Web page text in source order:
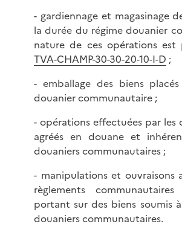
- gardiennage et magasinage
la durée du régime douanier
nature de ces opérations est
TVA-CHAMP-30-30-20-10-I-D ;
- emballage des biens
douanier communautaire ;
- opérations effectuées par les
agréés en douane et
douaniers communautaires ;
- manipulations et ouvraisons
règlements
portant sur des biens soumis
douaniers communautaires.